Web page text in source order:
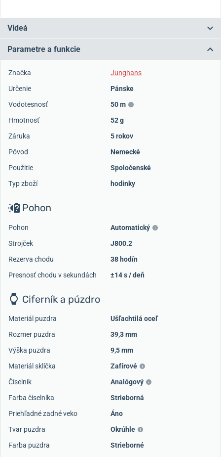
Videá
Parametre a funkcie
Značka
Junghans
Určenie
Pánske
Vodotesnosť
50 m
Hmotnosť
52 g
Záruka
5 rokov
Pôvod
Nemecké
Použitie
Spoločenské
Typ zboží
hodinky
Pohon
Pohon
Automatický
Strojček
J800.2
Rezerva chodu
38 hodín
Presnosť chodu v sekundách
±14 s / deň
Ciferník a púzdro
Materiál puzdra
Ušľachtilá oceľ
Rozmer puzdra
39,3 mm
Výška puzdra
9,5 mm
Materiál sklíčka
Zafírové
Číselník
Analógový
Farba číselníka
Strieborná
Priehľadné zadné veko
Áno
Tvar puzdra
Okrúhle
Farba puzdra
Strieborné